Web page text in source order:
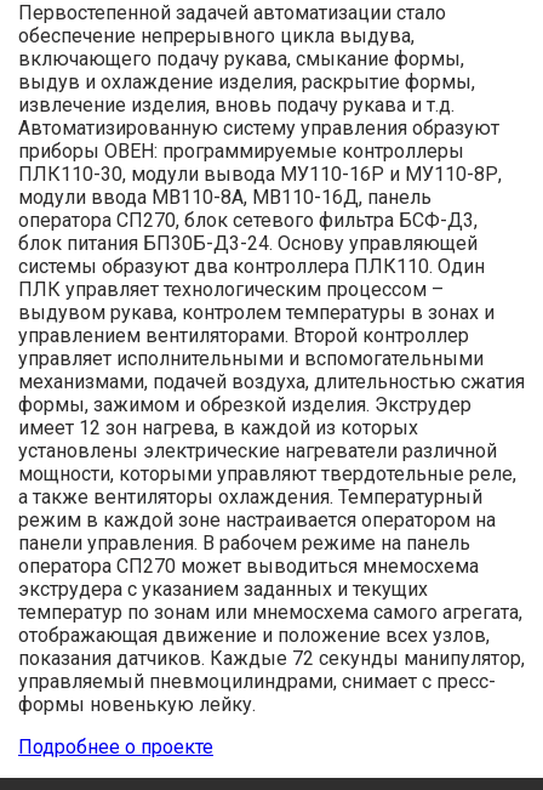
Первостепенной задачей автома­тизации стало
обеспечение непрерыв­ного цикла выдува,
включающего по­дачу рукава, смыкание формы,
выдув и охлаждение изделия, раскрытие фор­мы,
извлечение изделия, вновь подачу рукава и т.д.
Автоматизированную систему управления образуют
приборы ОВЕН: программируемые контроллеры
ПЛК110-30, модули вывода МУ110-16Р и МУ110-8Р,
модули ввода МВ110-8А, МВ110-16Д, панель
оператора СП270, блок сетевого фильтра БСФ-Д3,
блок питания БП30Б-Д3-24. Основу управляющей
системы образуют два контроллера ПЛК110. Один
ПЛК управляет технологическим про­цессом –
выдувом рукава, контролем температуры в зонах и
управлением вентиляторами. Второй контроллер
управляет исполнительными и вспо­могательными
механизмами, подачей воздуха, длительностью сжатия
фор­мы, зажимом и обрезкой изделия. Экструдер
имеет 12 зон нагрева, в каждой из которых
установлены электрические нагреватели различ­ной
мощности, которыми управляют твердотельные реле,
а также вентиляторы охлаждения. Температурный
режим в каждой зоне настраивает­ся оператором на
панели управле­ния. В рабочем режиме на панель
оператора СП270 может выводиться мнемосхема
экструдера с указани­ем заданных и текущих
температур по зонам или мнемосхема самого агрегата,
отображающая движение и положение всех узлов,
показания датчиков. Каждые 72 секунды мани­пулятор,
управляемый пневмоцилин­драми, снимает с пресс-
формы но­венькую лейку.
Подробнее о проекте